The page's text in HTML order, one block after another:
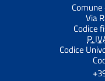
Via
Codice
P.
Codice